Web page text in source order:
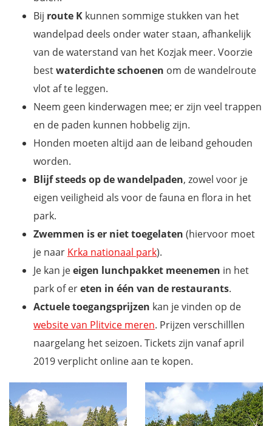
Bij route K kunnen sommige stukken van het
wandelpad deels onder water staan, afhankelijk
van de waterstand van het Kozjak meer. Voorzie
bestwaterdichte schoenen om de wandelroute
vlot af te leggen.
Neem geen kinderwagen mee; er zijn veel trappen
en de paden kunnen hobbelig zijn.
Honden moeten altijd aan de leiband gehouden
worden.
Blijf steeds op de wandelpaden, zowel voor je
eigen veiligheid als voor de fauna en flora in het
park.
Zwemmen is er niet toegelaten (hiervoor moet
je naar Krka nationaal park).
Je kan jeeigen lunchpakket meenemen in het
park of ereten in één van de restaurants.
Actuele toegangsprijzen kan je vinden op de
website van Plitvice meren. Prijzen verschilllen
naargelang het seizoen. Tickets zijn vanaf april
2019 verplicht online aan te kopen.